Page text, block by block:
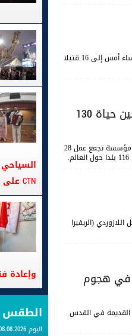
ارتفعت حصيلة الفيضانات التي ضربت الساحل اللازوردي في فرنسا مساء أمس إلى 16 قتيلا
دبي : إطلاق مؤسسة بمليارات الدولارات لتحسين حياة 130
أعلن نائب رئيس دولة الإمارات الشيخ محمد بن راشد آل مكتوم اليوم الأحد 04 أكتوبر 2015 عن إطلاق مؤسسة تجمع عمل 28
(الريفيرا
في هجوم
القديمة في القدس
CTN على متن الباخرة تانيت
وإعادة
الطقس
اليوم 08.08.2026